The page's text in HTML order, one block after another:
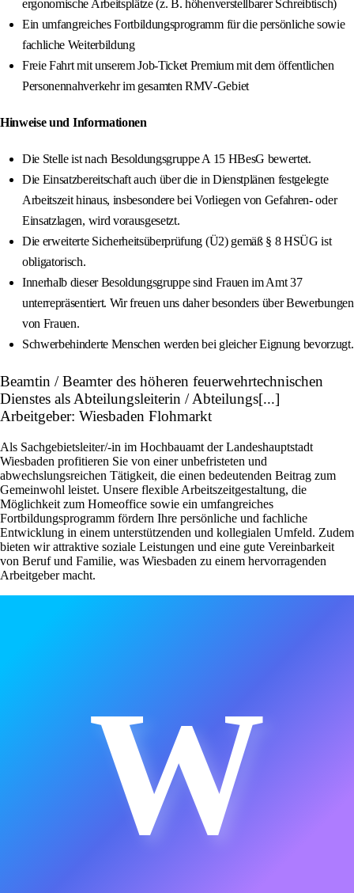
ergonomische Arbeitsplätze (z. B. höhenverstellbarer Schreibtisch)
Ein umfangreiches Fortbildungsprogramm für die persönliche sowie
fachliche Weiterbildung
Freie Fahrt mit unserem Job‑Ticket Premium mit dem öffentlichen
Personennahverkehr im gesamten RMV‑Gebiet
Hinweise und Informationen
Die Stelle ist nach Besoldungsgruppe A 15 HBesG bewertet.
Die Einsatzbereitschaft auch über die in Dienstplänen festgelegte
Arbeitszeit hinaus, insbesondere bei Vorliegen von Gefahren- oder
Einsatzlagen, wird vorausgesetzt.
Die erweiterte Sicherheitsüberprüfung (Ü2) gemäß § 8 HSÜG ist
obligatorisch.
Innerhalb dieser Besoldungsgruppe sind Frauen im Amt 37
unterrepräsentiert. Wir freuen uns daher besonders über Bewerbungen
von Frauen.
Schwerbehinderte Menschen werden bei gleicher Eignung bevorzugt.
Beamtin / Beamter des höheren feuerwehrtechnischen
Dienstes als Abteilungsleiterin / Abteilungs[...]
Arbeitgeber: Wiesbaden Flohmarkt
Als Sachgebietsleiter/-in im Hochbauamt der Landeshauptstadt
Wiesbaden profitieren Sie von einer unbefristeten und
abwechslungsreichen Tätigkeit, die einen bedeutenden Beitrag zum
Gemeinwohl leistet. Unsere flexible Arbeitszeitgestaltung, die
Möglichkeit zum Homeoffice sowie ein umfangreiches
Fortbildungsprogramm fördern Ihre persönliche und fachliche
Entwicklung in einem unterstützenden und kollegialen Umfeld. Zudem
bieten wir attraktive soziale Leistungen und eine gute Vereinbarkeit
von Beruf und Familie, was Wiesbaden zu einem hervorragenden
Arbeitgeber macht.
W